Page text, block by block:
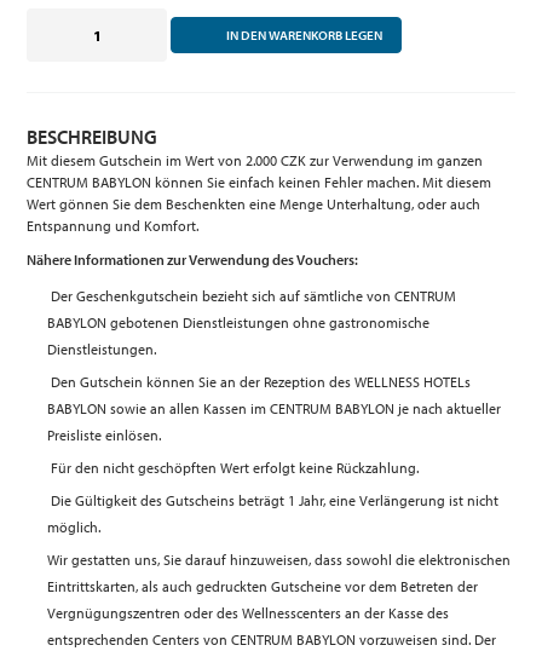
IN DEN WARENKORB LEGEN
BESCHREIBUNG
Mit diesem Gutschein im Wert von 2.000 CZK zur Verwendung im ganzen
CENTRUM BABYLON können Sie einfach keinen Fehler machen. Mit diesem
Wert gönnen Sie dem Beschenkten eine Menge Unterhaltung, oder auch
Entspannung und Komfort.
Nähere Informationen zur Verwendung des Vouchers:
Der Geschenkgutschein bezieht sich auf sämtliche von CENTRUM
BABYLON gebotenen Dienstleistungen ohne gastronomische
Dienstleistungen.
Den Gutschein können Sie an der Rezeption des WELLNESS HOTELs
BABYLON sowie an allen Kassen im CENTRUM BABYLON je nach aktueller
Preisliste einlösen.
Für den nicht geschöpften Wert erfolgt keine Rückzahlung.
Die Gültigkeit des Gutscheins beträgt 1 Jahr, eine Verlängerung ist nicht
möglich.
Wir gestatten uns, Sie darauf hinzuweisen, dass sowohl die elektronischen
Eintrittskarten, als auch gedruckten Gutscheine vor dem Betreten der
Vergnügungszentren oder des Wellnesscenters an der Kasse des
entsprechenden Centers von CENTRUM BABYLON vorzuweisen sind. Der